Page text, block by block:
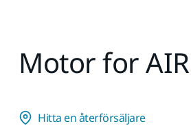
Motor for
Hitta en återförsäljare